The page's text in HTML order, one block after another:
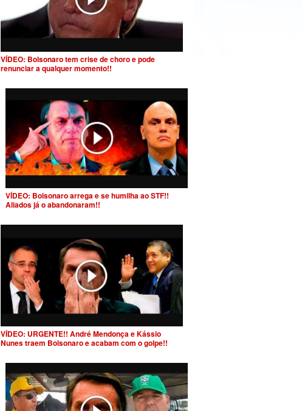
VÍDEO: Bolsonaro tem crise de choro e pode
renunciar a qualquer momento!!
VÍDEO: Bolsonaro arrega e se humilha ao STF!!
Aliados já o abandonaram!!
VÍDEO: URGENTE!! André Mendonça e Kássio
Nunes traem Bolsonaro e acabam com o golpe!!